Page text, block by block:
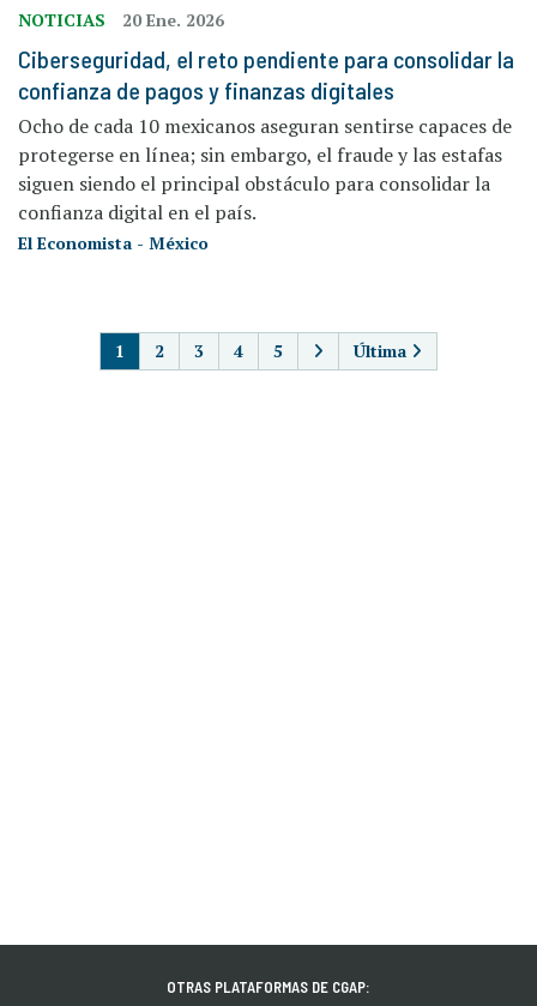
NOTICIAS 20 Ene. 2026
Ciberseguridad, el reto pendiente para consolidar la
confianza de pagos y finanzas digitales
Ocho de cada 10 mexicanos aseguran sentirse capaces de
protegerse en línea; sin embargo, el fraude y las estafas
siguen siendo el principal obstáculo para consolidar la
confianza digital en el país.
El Economista - México
1 2 3 4 5 Última
OTRAS PLATAFORMAS DE CGAP: